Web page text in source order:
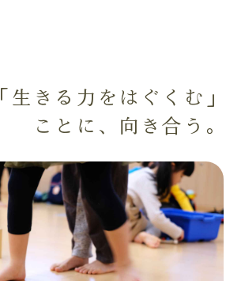
「生きる力をはぐくむ」
ことに、向き合う。